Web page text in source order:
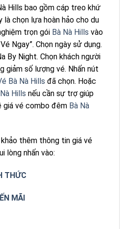
Hills bao gồm cáp treo khứ
chọn lựa hoàn hảo cho du
trọn gói Bà Nà Hills vào
Ngay”. Chọn ngày sử dụng.
By Night. Chọn khách người
giảm số lượng vé. Nhấn nút
Bà Nà Hills đã chọn. Hoặc
Hills nếu cần sự trợ giúp
giá vé combo đêm Bà Nà
thêm thông tin giá vé
lòng nhấn vào:
THỨC
MÃI